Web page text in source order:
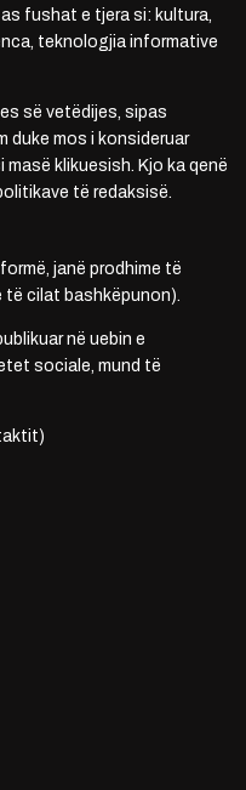
fushat e tjera si: kultura,
teknologjia informative
së vetëdijes, sipas
duke mos i konsideruar
klikuesish. Kjo ka qenë
të redaksisë.
janë prodhime të
të cilat bashkëpunon).
në uebin e
sociale, mund të